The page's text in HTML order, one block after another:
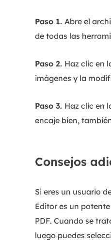
Paso 1. Abre el
de todas las
Paso 2. Haz clic en
imágenes y la
Paso 3. Haz clic en
encaje bien,
Consejos
Si eres un usuario
Editor es un
PDF. Cuando se
luego puedes